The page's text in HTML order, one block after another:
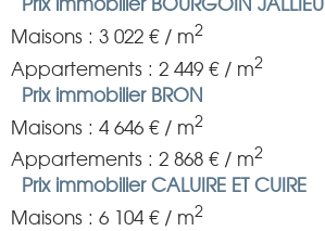
Prix immobilier BOURGOIN JALLIEU
Maisons : 3 022 € / m2
Appartements : 2 449 € / m2
Prix immobilier BRON
Maisons : 4 646 € / m2
Appartements : 2 868 € / m2
Prix immobilier CALUIRE ET CUIRE
Maisons : 6 104 € / m2